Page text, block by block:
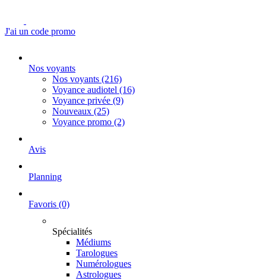
J'ai un code promo
Nos voyants
Nos voyants (216)
Voyance audiotel (16)
Voyance privée (9)
Nouveaux (25)
Voyance promo (2)
Avis
Planning
Favoris (0)
Spécialités
Médiums
Tarologues
Numérologues
Astrologues